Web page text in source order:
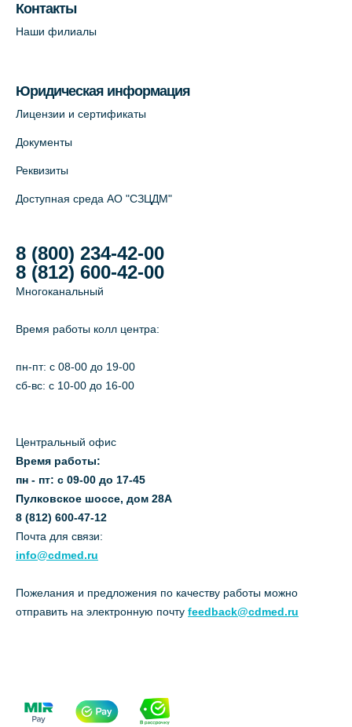
Контакты
Наши филиалы
Юридическая информация
Лицензии и сертификаты
Документы
Реквизиты
Доступная среда АО "СЗЦДМ"
8 (800) 234-42-00
8 (812) 600-42-00
Многоканальный
Время работы колл центра:
пн-пт: c 08-00 до 19-00
сб-вс: с 10-00 до 16-00
Центральный офис
Время работы:
пн - пт: с 09-00 до 17-45
Пулковское шоссе, дом 28А
8 (812) 600-47-12
Почта для связи:
info@cdmed.ru
Пожелания и предложения по качеству работы можно
отправить на электронную почту feedback@cdmed.ru